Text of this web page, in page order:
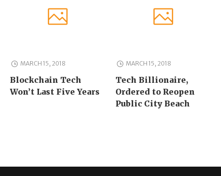
MARCH 15, 2018
Blockchain Tech
Won’t Last Five Years
MARCH 15, 2018
Tech Billionaire,
Ordered to Reopen
Public City Beach